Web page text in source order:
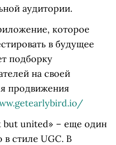
аудитории.
которое
в будущее
подборку
на своей
продвижения
but united» – еще один
стиле UGC. В